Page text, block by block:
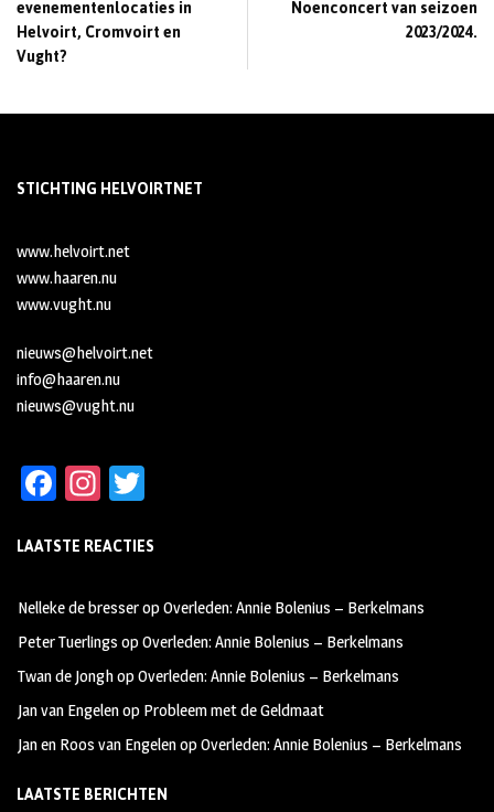
evenementenlocaties in
Helvoirt, Cromvoirt en
Vught?
Noenconcert van seizoen
2023/2024.
STICHTING HELVOIRTNET
www.helvoirt.net
www.haaren.nu
www.vught.nu
nieuws@helvoirt.net
info@haaren.nu
nieuws@vught.nu
Fa
b
oo
k
In
ag
m
tt
LAATSTE REACTIES
Nelleke de bresseropOverleden: Annie Bolenius – Berkelmans
Peter Tuerlings opOverleden: Annie Bolenius – Berkelmans
Twan de JonghopOverleden: Annie Bolenius – Berkelmans
Jan van Engelenop Probleem met de Geldmaat
Jan en Roos van EngelenopOverleden: Annie Bolenius – Berkelmans
LAATSTE BERICHTEN